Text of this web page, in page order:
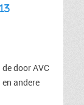
door AVC
en andere